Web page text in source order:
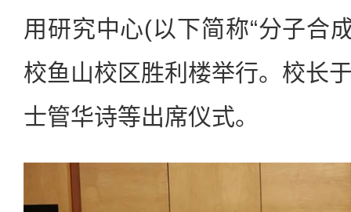
用研究中心(以下简称“分子合
校鱼山校区胜利楼举行。校长
士管华诗等出席仪式。